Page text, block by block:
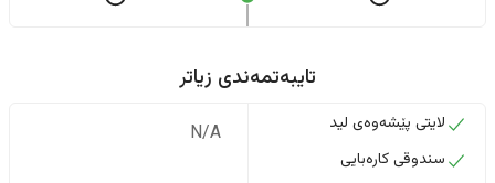
تایبەتمەندی زیاتر
لایتی پێشەوەی لید
سندوقی کارەبایی
N/A